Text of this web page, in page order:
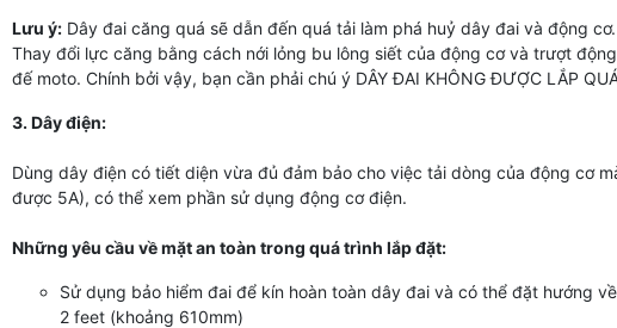
Lưu ý: Dây đai căng quá sẽ dẫn đến quá tải làm phá huỷ dây đai và động
Thay đổi lực căng bằng cách nới lỏng bu lông siết của động cơ và trượt
đế moto. Chính bởi vậy, bạn cần phải chú ý DÂY ĐAI KHÔNG ĐƯỢC LẮP
3. Dây điện:
Dùng dây điện có tiết diện vừa đủ đảm bảo cho việc tải dòng của động cơ
được 5A), có thể xem phần sử dụng động cơ điện.
Những yêu cầu về mặt an toàn trong quá trình lắp đặt:
Sử dụng bảo hiểm đai để kín hoàn toàn dây đai và có thể đặt hướng
2 feet (khoảng 610mm)